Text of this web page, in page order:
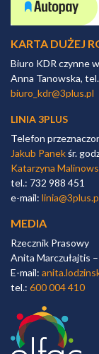
KARTA DUŻEJ
Biuro KDR czynne
Anna Tanowska,
biuro_kdr@3plus.pl
LINIA 3PLUS
Telefon
Jakub Panekśr.
Katarzyna
tel.: 732 988 451
e-mail:
MEDIA
Rzecznik Prasowy
Anita Marczułajtis
E-mail:
tel.: 600 004 410